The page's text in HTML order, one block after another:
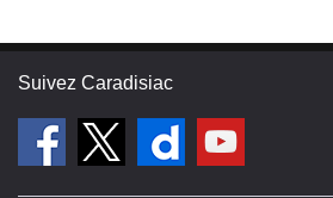
Suivez Caradisiac